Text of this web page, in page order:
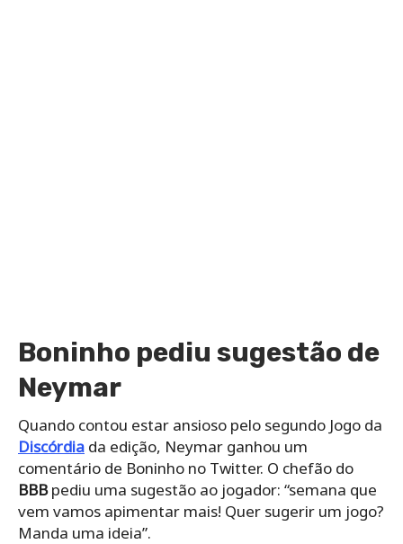
Boninho pediu sugestão de
Neymar
Quando contou estar ansioso pelo segundo Jogo da
Discórdia da edição, Neymar ganhou um
comentário de Boninho no Twitter. O chefão do
BBBpediu uma sugestão ao jogador: “semana que
vem vamos apimentar mais! Quer sugerir um jogo?
Manda uma ideia”.